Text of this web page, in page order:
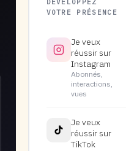
VOTRE PRÉSENCE
Je veux
réussir sur
Instagram
Abonnés,
interactions,
vues
Je veux
réussir sur
TikTok